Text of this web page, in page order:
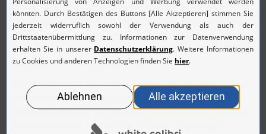
entsprechende Verbesserungsvorschläge. Mit diesen
Informationen können Sie Ihre Richtlinien optimieren und
die Netzwerksicherheit erheblich verbessern.
Bandbreitenmanagement
OpManager nutzt die Firewall-Logs zudem für eine
umfangreiche Auswertung der benötigten
Internetbandbreite. Verschiedene Reports geben detailliert
Auskunft darüber, welche Nutzer wieviel Bandbreite